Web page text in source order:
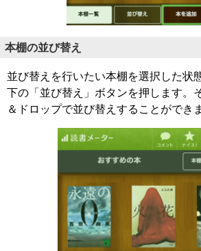
本棚の並び替え
並び替えを行いたい本棚を選択した状
下の「並び替え」ボタンを押します。
＆ドロップで並び替えすることができ